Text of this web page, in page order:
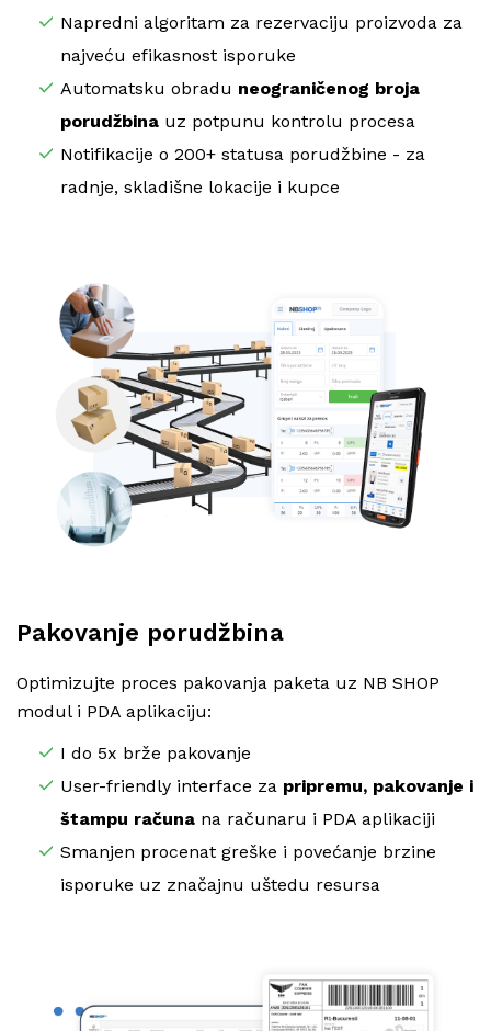
Napredni algoritam za rezervaciju proizvoda za
najveću efikasnost isporuke
Automatsku obradu neograničenog broja
porudžbina uz potpunu kontrolu procesa
Notifikacije o 200+ statusa porudžbine - za
radnje, skladišne lokacije i kupce
Pakovanje porudžbina
Optimizujte proces pakovanja paketa uz NB SHOP
modul i PDA aplikaciju:
I do 5x brže pakovanje
User-friendly interface za pripremu, pakovanje i
štampu računa na računaru i PDA aplikaciji
Smanjen procenat greške i povećanje brzine
isporuke uz značajnu uštedu resursa